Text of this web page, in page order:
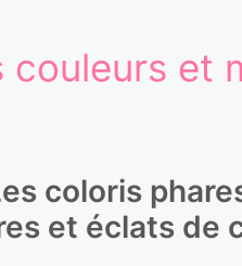
couleurs et
coloris
et éclats de